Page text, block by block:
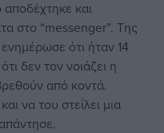
αποδέχτηκε και
στο “messenger”. Tης
ότι ήταν 14
δεν τον νοιάζει η
από κοντά.
να του στείλει μια